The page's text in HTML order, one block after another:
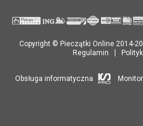
Copyright © Pieczątki Online 2014-
Regulamin
Obsługa informatyczna